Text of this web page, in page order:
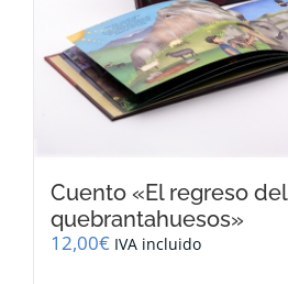
Cuento «El regreso del
quebrantahuesos»
12,00€ IVA incluido